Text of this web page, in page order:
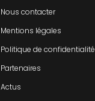
Nous contacter
Mentions légales
Politique de confidentialité
Partenaires
Actus